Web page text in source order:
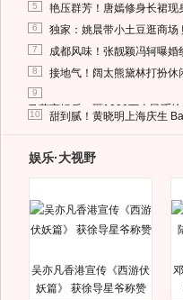
5 艳压群芳！唐嫣修身长裙现
6 独家：姚晨带小土豆逛商场
7 成都风味！张靓颖冯轲曝婚
8 接地气！阔太熊黛林打扮休
9
马蓉离婚后，砸1000万人民币
10 甜到腻！黄晓明上海庆生
娱乐·大视野
吴亦凡香港宣传《西游伏
妖篇》 获徐导星爷称赞